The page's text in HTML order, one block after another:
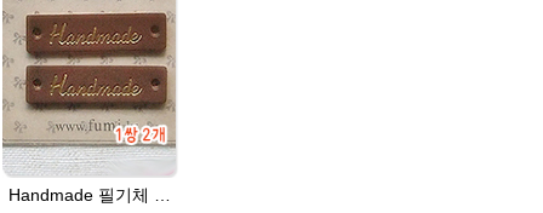
Handmade 필기체 진갈색 천연 소가죽라벨 목도리 핸드메이드라벨